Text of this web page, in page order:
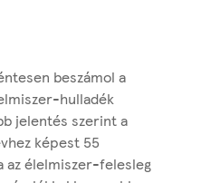
beszámol a
hulladék
jelentés szerint a
képest 55
az élelmiszer-felesleg